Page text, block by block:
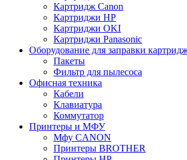
Картридж Сanon
Картриджи HP
Картриджи OKI
Картриджи Panasonic
Оборудование для заправки
Пакеты
Фильтр для пылесоса
Офисная техника
Кабели
Клавиатура
Коммутатор
Принтеры и МФУ
Мфу CANON
Принтеры BROTHER